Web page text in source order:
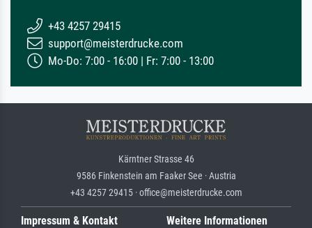
+43 4257 29415
support@meisterdrucke.com
Mo-Do: 7:00 - 16:00 | Fr: 7:00 - 13:00
Kärntner Strasse 46
9586 Finkenstein am Faaker See · Austria
+43 4257 29415 · office@meisterdrucke.com
Impressum & Kontakt Weitere Informationen